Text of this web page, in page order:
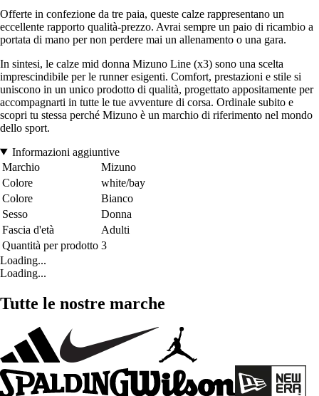
Offerte in confezione da tre paia, queste calze rappresentano un
eccellente rapporto qualità-prezzo. Avrai sempre un paio di ricambio a
portata di mano per non perdere mai un allenamento o una gara.
In sintesi, le calze mid donna Mizuno Line (x3) sono una scelta
imprescindibile per le runner esigenti. Comfort, prestazioni e stile si
uniscono in un unico prodotto di qualità, progettato appositamente per
accompagnarti in tutte le tue avventure di corsa. Ordinale subito e
scopri tu stessa perché Mizuno è un marchio di riferimento nel mondo
dello sport.
Informazioni aggiuntive
Marchio
Mizuno
Colore
white/bay
Colore
Bianco
Sesso
Donna
Fascia d'età
Adulti
Quantità per prodotto 3
Loading...
Loading...
Tutte le nostre marche